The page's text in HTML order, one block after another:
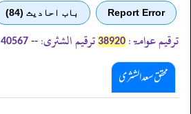
Report Error باب احادیث (84)
ترقیم عوامۃ: 38920 ترقیم الشثری: --
40567
محقق سعد الشثری